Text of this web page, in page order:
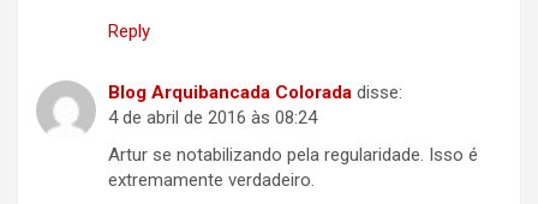
Reply
Blog Arquibancada Colorada disse:
4 de abril de 2016 às 08:24
Artur se notabilizando pela regularidade. Isso é
extremamente verdadeiro.